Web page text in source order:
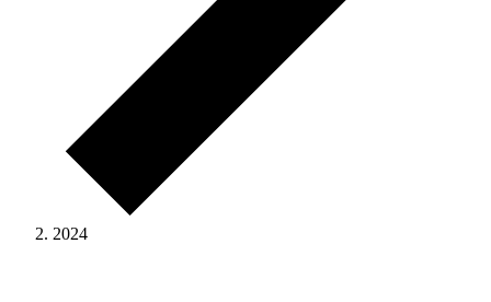
2024